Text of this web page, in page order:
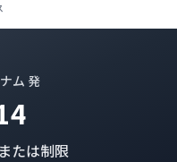
ム 発
たは制限